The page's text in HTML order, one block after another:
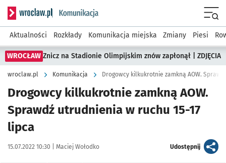
Serwis informacyjny wroclaw.pl podserwis: Komunikacja
Aktualności Rozkłady Komunikacja miejska Zmiany Piesi
WROCŁAW Znicz na Stadionie Olimpijskim znów zapłonął | ZDJĘCIA
wroclaw.pl Komunikacja Drogowcy kilkukrotnie zamkną AOW.
Drogowcy kilkukrotnie zamkną AOW.
Sprawdź utrudnienia w ruchu 15-17
lipca
Data publikacji:
15.07.2022 10:30 | Autor:
Maciej Wołodko Udostępnijartykuł